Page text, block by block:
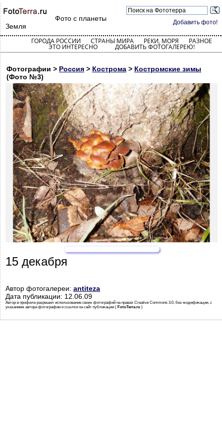
Добавить фото!
Фото с планеты
Земля
ГОРОДА РОССИИ СТРАНЫ МИРА РЕКИ, МОРЯ РАЗНОЕ
ЭТО ИНТЕРЕСНО ДОБАВИТЬ ФОТОГАЛЕРЕЮ!
Фотографии > Россия > Кострома > Костромские зимы
(Фото №3)
15 декабря
Автор фотогалереи: antiteza
Дата публикации: 12.06.09
Автор в профиле разрешил использование своих фотографий на правах Creative Commons 3.0, без модификации, с
указанием автора фотографии и ссылки на сайт публикации ( FotoTerra.ru )